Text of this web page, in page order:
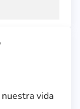
nuestra vida